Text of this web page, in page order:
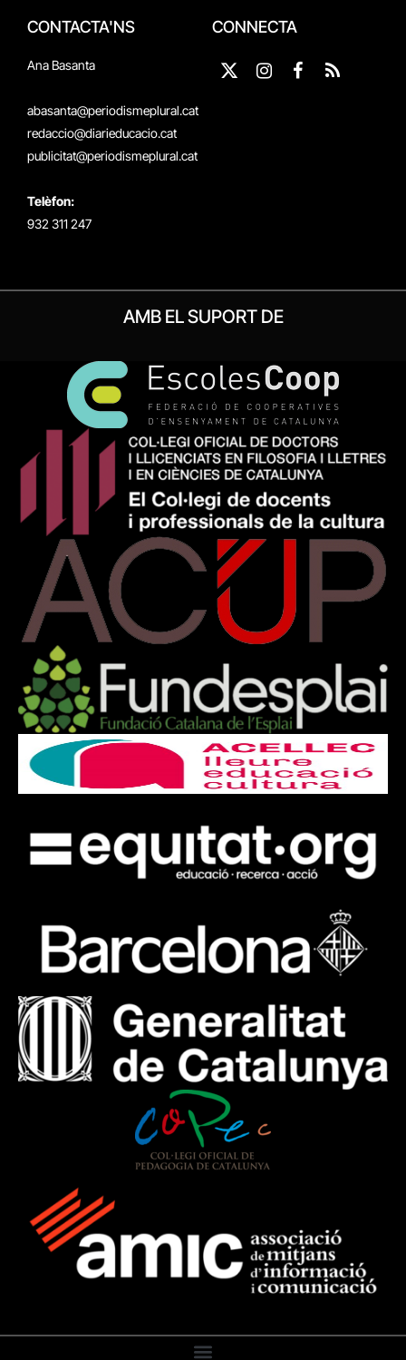
CONTACTA'NS
Ana Basanta
abasanta@periodismeplural.cat
redaccio@diarieducacio.cat
publicitat@periodismeplural.cat
Telèfon:
932 311 247
CONNECTA
X
Instagram
Facebook
RSS
AMB EL SUPORT DE